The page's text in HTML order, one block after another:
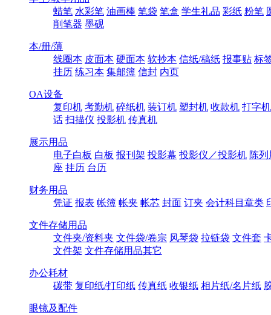
蜡笔 水彩笔 油画棒 笔袋 笔盒 学生礼品 彩纸 粉笔
削笔器 墨砚
本/册/薄
线圈本 皮面本 硬面本 软抄本 信纸/稿纸 报事贴 标
挂历 练习本 集邮簿 信封 内页
OA设备
复印机 考勤机 碎纸机 装订机 塑封机 收款机 打字机
话 扫描仪 投影机 传真机
展示用品
电子白板 白板 报刊架 投影幕 投影仪／投影机 陈
座 挂历 台历
财务用品
凭证 报表 帐簿 帐夹 帐芯 封面 订夹 会计科目章类
文件存储用品
文件夹/资料夹 文件袋/卷宗 风琴袋 拉链袋 文件套
文件架 文件存储用品其它
办公耗材
碳带 复印纸/打印纸 传真纸 收银纸 相片纸/名片纸
眼镜及配件